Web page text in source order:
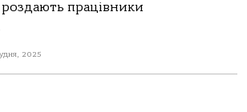
роздають працівники
2025